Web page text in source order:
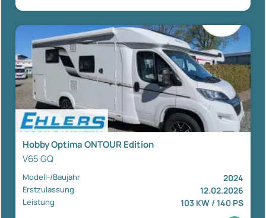
Hobby Optima ONTOUR Edition
V65 GQ
Modell-/Baujahr 2024
Erstzulassung 12.02.2026
Leistung 103 KW / 140 PS